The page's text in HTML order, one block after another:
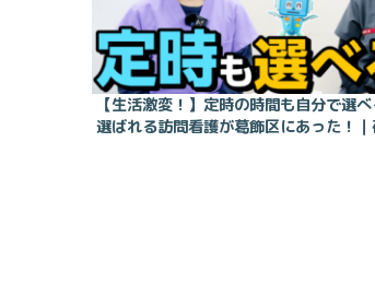
【生活激変！】定時の時間も自分で選
選ばれる訪問看護が葛飾区にあった！